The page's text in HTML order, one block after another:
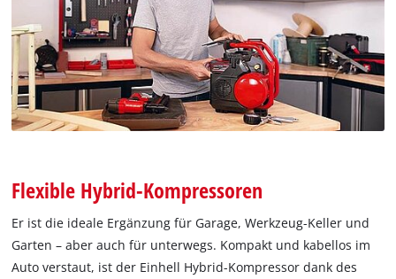
Flexible Hybrid-Kompressoren
Er ist die ideale Ergänzung für Garage, Werkzeug-Keller und
Garten – aber auch für unterwegs. Kompakt und kabellos im
Auto verstaut, ist der Einhell Hybrid-Kompressor dank des